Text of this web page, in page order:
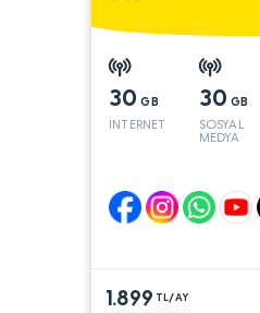
30 GB
İNTERNET
30 GB
SOSYAL
MEDYA
1.899 TL/AY